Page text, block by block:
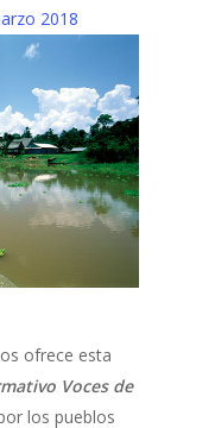
2018
ofrece esta
Voces de
los pueblos